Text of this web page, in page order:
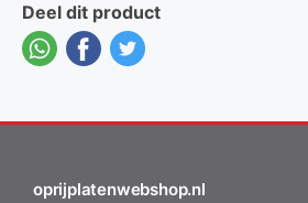
Deel dit product
oprijplatenwebshop.nl